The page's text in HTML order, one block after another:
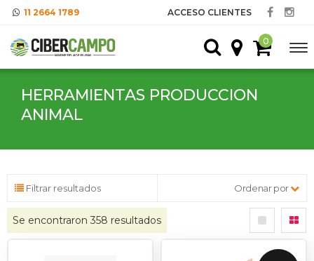
11 2664 1789 ACCESO CLIENTES
0
HERRAMIENTAS PRODUCCION
ANIMAL
Filtrar resultados Ordenar por
Se encontraron 358 resultados